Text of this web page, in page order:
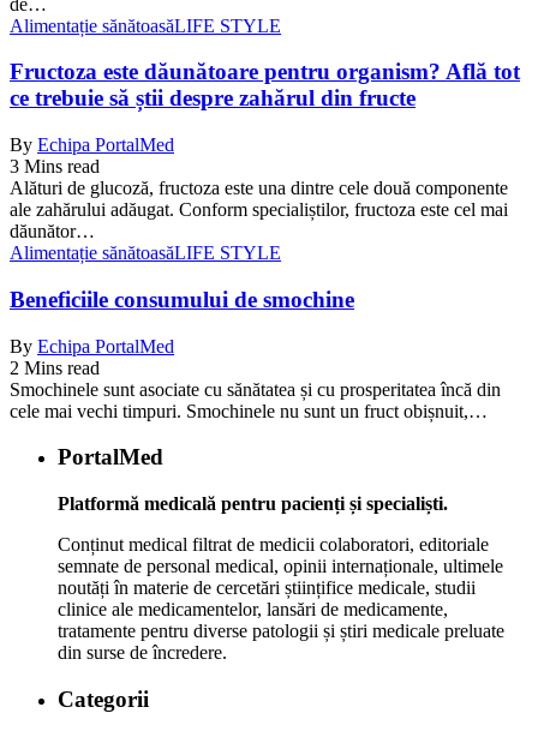
Alimentație sănătoasăLIFE STYLE
Fructoza este dăunătoare pentru organism? Află tot
ce trebuie să știi despre zahărul din fructe
By Echipa PortalMed
3 Mins read
Alături de glucoză, fructoza este una dintre cele două componente
ale zahărului adăugat. Conform specialiștilor, fructoza este cel mai
dăunător…
Alimentație sănătoasăLIFE STYLE
Beneficiile consumului de smochine
By Echipa PortalMed
2 Mins read
Smochinele sunt asociate cu sănătatea și cu prosperitatea încă din
cele mai vechi timpuri. Smochinele nu sunt un fruct obișnuit,…
PortalMed
Platformă medicală pentru pacienți și specialiști.
Conținut medical filtrat de medicii colaboratori, editoriale
semnate de personal medical, opinii internaționale, ultimele
noutăți în materie de cercetări științifice medicale, studii
clinice ale medicamentelor, lansări de medicamente,
tratamente pentru diverse patologii și știri medicale preluate
din surse de încredere.
Categorii